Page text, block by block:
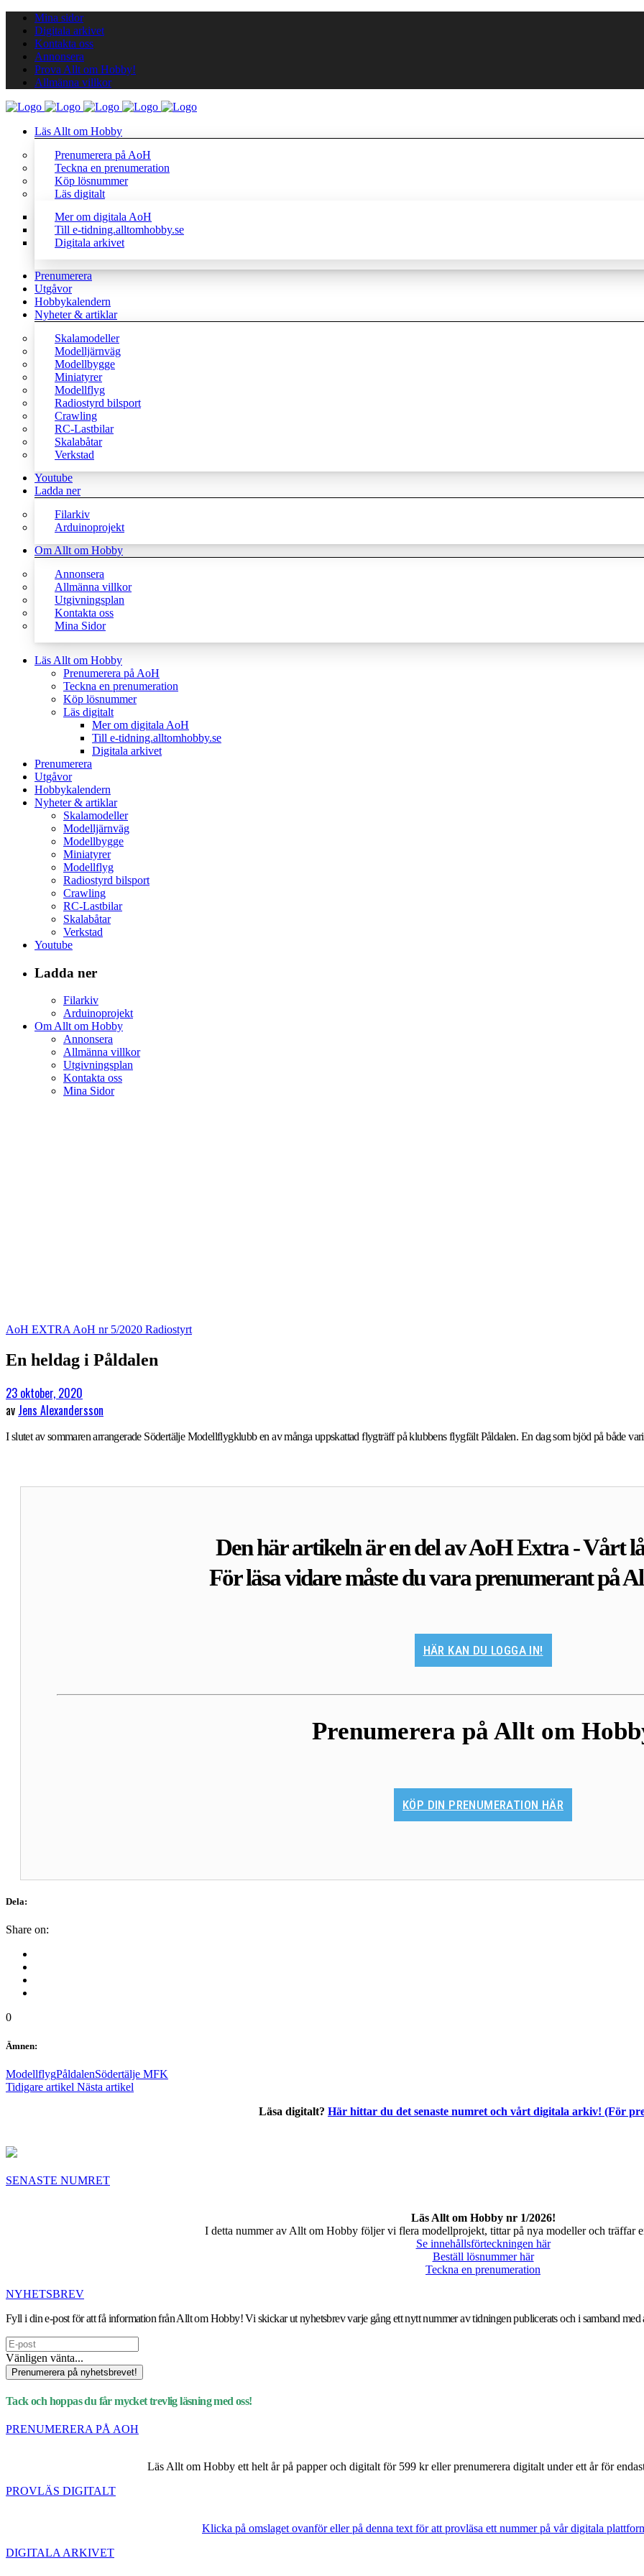
Mina sidor
Digitala arkivet
Kontakta oss
Annonsera
Prova Allt om Hobby!
Allmänna villkor
Läs Allt om Hobby
Prenumerera på AoH
Teckna en prenumeration
Köp lösnummer
Läs digitalt
Mer om digitala AoH
Till e-tidning.alltomhobby.se
Digitala arkivet
Prenumerera
Utgåvor
Hobbykalendern
Nyheter & artiklar
Skalamodeller
Modelljärnväg
Modellbygge
Miniatyrer
Modellflyg
Radiostyrd bilsport
Crawling
RC-Lastbilar
Skalabåtar
Verkstad
Youtube
Ladda ner
Filarkiv
Arduinoprojekt
Om Allt om Hobby
Annonsera
Allmänna villkor
Utgivningsplan
Kontakta oss
Mina Sidor
Läs Allt om Hobby
Prenumerera på AoH
Teckna en prenumeration
Köp lösnummer
Läs digitalt
Mer om digitala AoH
Till e-tidning.alltomhobby.se
Digitala arkivet
Prenumerera
Utgåvor
Hobbykalendern
Nyheter & artiklar
Skalamodeller
Modelljärnväg
Modellbygge
Miniatyrer
Modellflyg
Radiostyrd bilsport
Crawling
RC-Lastbilar
Skalabåtar
Verkstad
Youtube
Ladda ner
Filarkiv
Arduinoprojekt
Om Allt om Hobby
Annonsera
Allmänna villkor
Utgivningsplan
Kontakta oss
Mina Sidor
AoH EXTRAAoH nr 5/2020 Radiostyrt
En heldag i Påldalen
23 oktober, 2020
av Jens Alexandersson
I slutet av sommaren arrangerade Södertälje Modellflygklubb en av många uppskattad flygträff på klubbens flygfält Påldalen. En dag som bjöd på både
Den här artikeln är en del av AoH Extra - Vårt
För läsa vidare måste du vara prenumerant på
HÄR KAN DU LOGGA IN!
Prenumerera på Allt om
KÖP DIN PRENUMERATION HÄR
Dela:
Share on:
0
Ämnen:
ModellflygPåldalenSödertälje MFK
Tidigare artikel Nästa artikel
Läsa digitalt? Här hittar du det senaste numret och vårt digitala arkiv! (För
SENASTE NUMRET
Läs Allt om Hobby nr 1/2026!
I detta nummer av Allt om Hobby följer vi flera modellprojekt, tittar på nya modeller och träffar
Se innehållsförteckningen här
Beställ lösnummer här
Teckna en prenumeration
NYHETSBREV
Fyll i din e-post för att få information från Allt om Hobby! Vi skickar ut nyhetsbrev varje gång ett nytt nummer av tidningen publicerats och i samband
Vänligen vänta...
Prenumerera på nyhetsbrevet!
Tack och hoppas du får mycket trevlig läsning med oss!
PRENUMERERA PÅ AOH
Läs Allt om Hobby ett helt år på papper och digitalt för 599 kr eller prenumerera digitalt under ett år för
PROVLÄS DIGITALT
Klicka på omslaget ovanför eller på denna text för att provläsa ett nummer på vår digitala
DIGITALA ARKIVET